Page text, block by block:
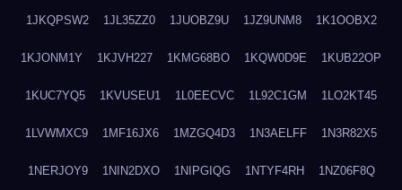
1JKQPSW2 1JL35ZZ0 1JUOBZ9U 1JZ9UNM8 1K1OOBX2
1KJONM1Y 1KJVH227 1KMG68BO 1KQW0D9E 1KUB22OP
1KUC7YQ5 1KVUSEU1 1L0EECVC 1L92C1GM 1LO2KT45
1LVWMXC9 1MF16JX6 1MZGQ4D3 1N3AELFF 1N3R82X5
1NERJOY9 1NIN2DXO 1NIPGIQG 1NTYF4RH 1NZ06F8Q